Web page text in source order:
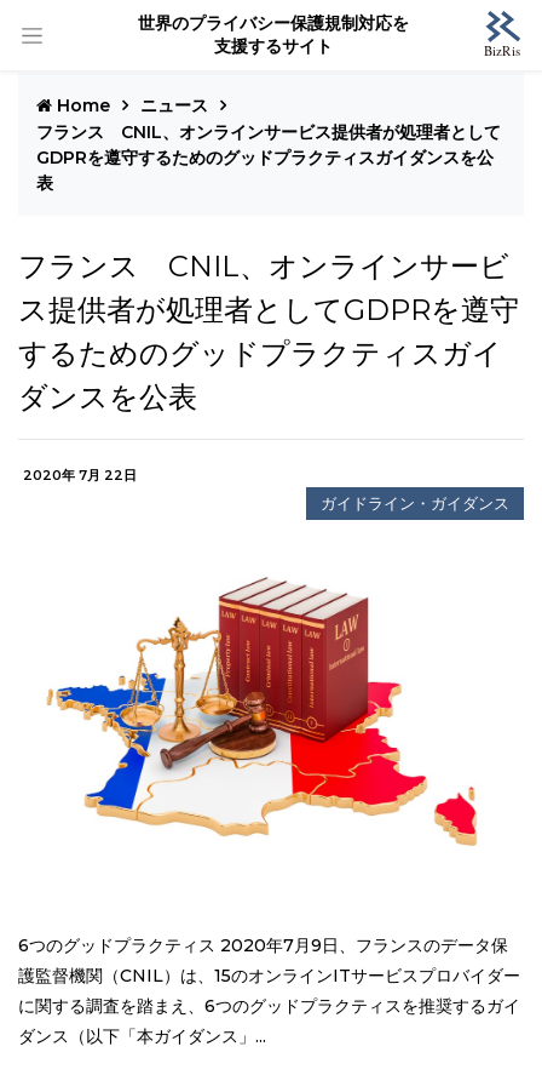
世界のプライバシー保護規制対応を
支援するサイト
Home
ニュース
フランス CNIL、オンラインサービス提供者が処理者として
GDPRを遵守するためのグッドプラクティスガイダンスを公
表
フランス CNIL、オンラインサービ
ス提供者が処理者としてGDPRを遵守
するためのグッドプラクティスガイ
ダンスを公表
2020年 7月 22日
ガイドライン・ガイダンス
6つのグッドプラクティス 2020年7月9日、フランスのデータ保
護監督機関（CNIL）は、15のオンラインITサービスプロバイダー
に関する調査を踏まえ、6つのグッドプラクティスを推奨するガイ
ダンス（以下「本ガイダンス」...